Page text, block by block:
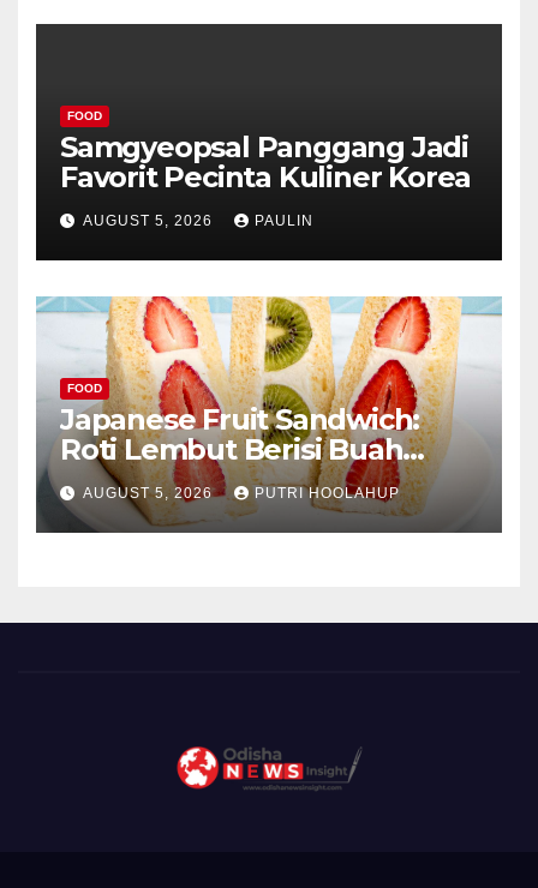
FOOD
Samgyeopsal Panggang Jadi
Favorit Pecinta Kuliner Korea
AUGUST 5, 2026 PAULIN
FOOD
Japanese Fruit Sandwich:
Roti Lembut Berisi Buah
Segar yang Memikat Selera
AUGUST 5, 2026 PUTRI HOOLAHUP